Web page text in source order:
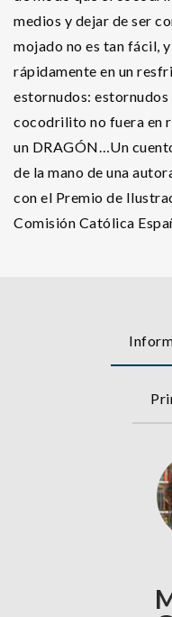
medios y dejar de ser
mojado no es tan fácil,
rápidamente en un
estornudos:
cocodrilito no fuera en
un DRAGÓN…Un
de la mano de una
con el Premio de
Comisión Católica